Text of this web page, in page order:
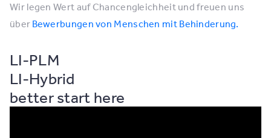
Wir legen Wert auf Chancengleichheit und freuen uns
über Bewerbungen von Menschen mit Behinderung.
LI-PLM
LI-Hybrid
better start here